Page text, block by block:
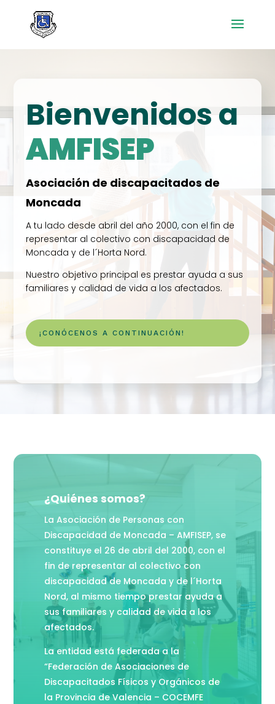
Bienvenidos a
AMFISEP
Asociación de discapacitados de
Moncada
A tu lado desde abril del año 2000, con el fin de
representar al colectivo con discapacidad de
Moncada y de l´Horta Nord.
Nuestro objetivo principal es prestar ayuda a sus
familiares y calidad de vida a los afectados.
¡CONÓCENOS A CONTINUACIÓN!
¿Quiénes somos?
La Asociación de Personas con
Discapacidad de Moncada – AMFISEP, se
constituye el 26 de abril del 2000, con el
fin de representar al colectivo con
discapacidad de Moncada y de l´Horta
Nord, al mismo tiempo prestar ayuda a
sus familiares y calidad de vida a los
afectados.
La entidad está federada a la
“Federación de Asociaciones de
Discapacitados Físicos y Orgánicos de
la Provincia de Valencia – COCEMFE